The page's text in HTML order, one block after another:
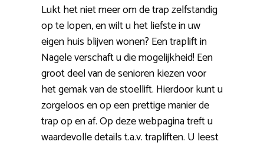
Lukt het niet meer om de trap zelfstandig
op te lopen, en wilt u het liefste in uw
eigen huis blijven wonen? Een traplift in
Nagele verschaft u die mogelijkheid! Een
groot deel van de senioren kiezen voor
het gemak van de stoellift. Hierdoor kunt u
zorgeloos en op een prettige manier de
trap op en af. Op deze webpagina treft u
waardevolle details t.a.v. trapliften. U leest